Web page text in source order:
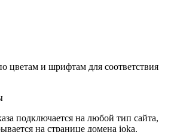
цветам и шрифтам для соответствия
подключается на любой тип сайта,
на странице домена ioka.